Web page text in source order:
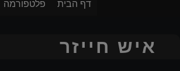
דף הבית פלטפורמה
איש חייזר